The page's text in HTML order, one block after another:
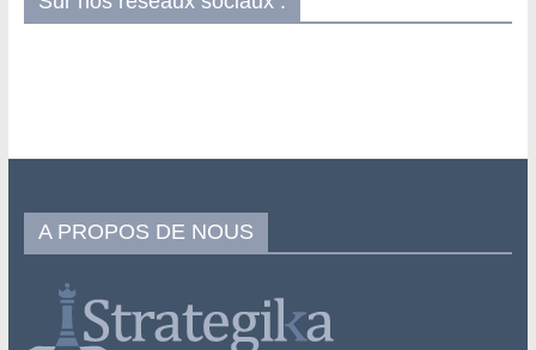
A PROPOS DE NOUS